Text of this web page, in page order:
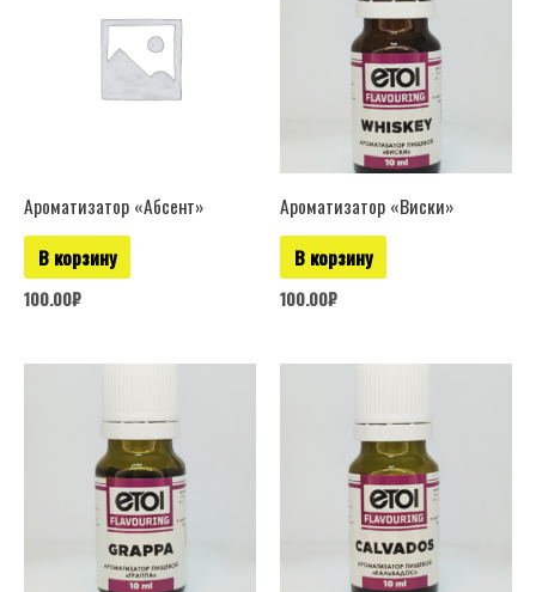
Ароматизатор «Абсент»
В корзину
100.00₽
Ароматизатор «Виски»
В корзину
100.00₽